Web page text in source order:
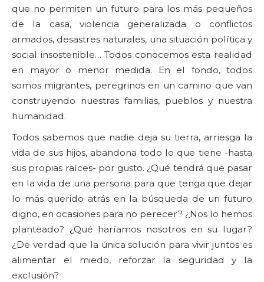
que no permiten un futuro para los más pequeños
de la casa, violencia generalizada o conflictos
armados, desastres naturales, una situación política y
social insostenible… Todos conocemos esta realidad
en mayor o menor medida. En el fondo, todos
somos migrantes, peregrinos en un camino que van
construyendo nuestras familias, pueblos y nuestra
humanidad.
Todos sabemos que nadie deja su tierra, arriesga la
vida de sus hijos, abandona todo lo que tiene -hasta
sus propias raíces- por gusto. ¿Qué tendrá que pasar
en la vida de una persona para que tenga que dejar
lo más querido atrás en la búsqueda de un futuro
digno, en ocasiones para no perecer? ¿Nos lo hemos
planteado? ¿Qué haríamos nosotros en su lugar?
¿De verdad que la única solución para vivir juntos es
alimentar el miedo, reforzar la seguridad y la
exclusión?